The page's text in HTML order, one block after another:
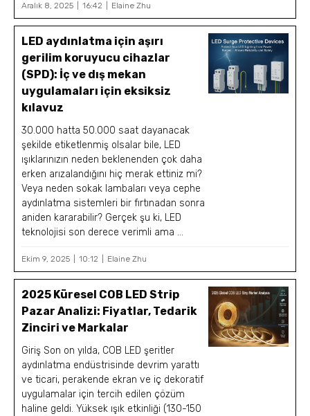
Aralık 8, 2025 16:42 Elaine Zhu
LED aydınlatma için aşırı
gerilim koruyucu cihazlar
(SPD): İç ve dış mekan
uygulamaları için eksiksiz
kılavuz
30.000 hatta 50.000 saat dayanacak
şekilde etiketlenmiş olsalar bile, LED
ışıklarınızın neden beklenenden çok daha
erken arızalandığını hiç merak ettiniz mi?
Veya neden sokak lambaları veya cephe
aydınlatma sistemleri bir fırtınadan sonra
aniden kararabilir? Gerçek şu ki, LED
teknolojisi son derece verimli ama ...
Ekim 9, 2025 10:12 Elaine Zhu
2025 Küresel COB LED Strip
Pazar Analizi: Fiyatlar, Tedarik
Zinciri ve Markalar
Giriş Son on yılda, COB LED şeritler
aydınlatma endüstrisinde devrim yarattı
ve ticari, perakende ekran ve iç dekoratif
uygulamalar için tercih edilen çözüm
haline geldi. Yüksek ışık etkinliği (130-150